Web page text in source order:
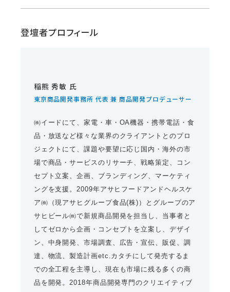
登壇者プロフィール
稲熊 秀敏 氏
東京商品開発事務所 代表 兼 商品開発プロデューサー
㈱イードにて、家電・車・OA機器・携帯電話・食
品・放送など様々な業界のクライアントとのプロ
ジェクトにて、課題や要望に応じ国内・海外の市
場で商品・サービスのリサーチ、戦略策定、コン
セプト立案、企画、ブランディング、マーケティ
ングを支援。2009年アサヒフードアンドヘルスケ
ア㈱（現アサヒグループ食品(株)）とグループのア
サヒビール㈱で新規商品開発を担当し、当事者と
してゼロから企画・コンセプトを立案し、デザイ
ン、中身開発、市場調査、広告・宣伝、販促、調
達、物流、製造計画etc.カタチにして発売するま
での全工程を主導し、現在も市場に残る多くの商
品を開発。2018年商品開発専門のクリエイティブ